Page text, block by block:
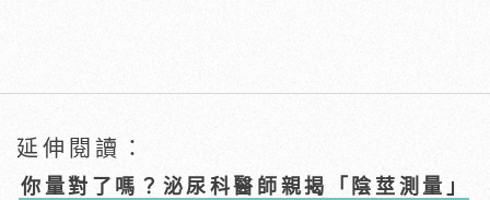
延伸閱讀：
你量對了嗎？泌尿科醫師親揭「陰莖測量」